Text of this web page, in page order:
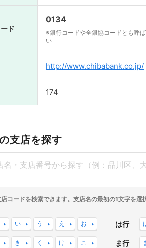
ド
0134
※銀行コードや全銀協コードとも呼
い
http://www.chibabank.co.jp/
174
支店を探す
コードを検索できます。支店名の最初の1文字を選
い う え お
き く け こ
は行
ま行